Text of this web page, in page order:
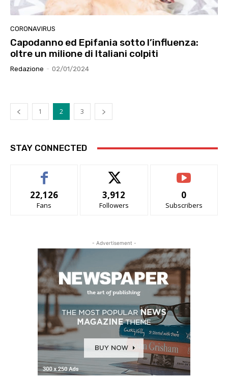
CORONAVIRUS
Capodanno ed Epifania sotto l’influenza:
oltre un milione di Italiani colpiti
Redazione - 02/01/2024
1 2 3
STAY CONNECTED
22,126
Fans
3,912
Followers
0
Subscribers
- Advertisement -